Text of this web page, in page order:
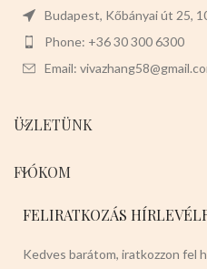
Budapest, Kőbányai út 25,
Phone: +36 30 300 6300
Email:
ÜZLETÜNK
FIÓKOM
FELIRATKOZÁS
Kedves barátom, iratkozzon fel